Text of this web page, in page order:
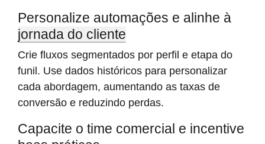
Personalize automações e alinhe à
jornada do cliente
Crie fluxos segmentados por perfil e etapa do
funil. Use dados históricos para personalizar
cada abordagem, aumentando as taxas de
conversão e reduzindo perdas.
Capacite o time comercial e incentive